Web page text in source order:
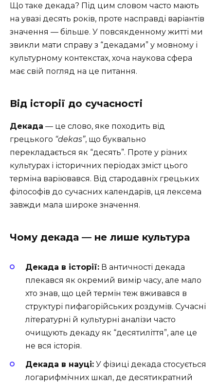
Що таке декада? Під цим словом часто мають
на увазі десять років, проте насправді варіантів
значення — більше. У повсякденному житті ми
звикли мати справу з “декадами” у мовному і
культурному контекстах, хоча наукова сфера
має свій погляд на це питання.
Від історії до сучасності
Декада — це слово, яке походить від
грецького “dekas”, що буквально
перекладається як “десять”. Проте у різних
культурах і історичних періодах зміст цього
терміна варіювався. Від стародавніх грецьких
філософів до сучасних календарів, ця лексема
завжди мала широке значення.
Чому декада — не лише культура
Декада в історії: В античності декада
плекався як окремий вимір часу, але мало
хто знав, що цей термін теж вживався в
структурі пифагорійських роздумів. Сучасні
літературні й культурні аналізи часто
очищують декаду як “десятиліття”, але це
не вся історія.
Декада в науці: У фізиці декада стосується
логарифмічних шкал, де десятикратний